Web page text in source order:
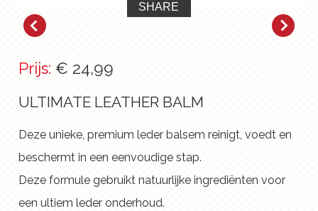
SHARE
Prijs: € 24,99
ULTIMATE LEATHER BALM
Deze unieke, premium leder balsem reinigt, voedt en
beschermt in een eenvoudige stap.
Deze formule gebruikt natuurlijke ingrediënten voor
een ultiem leder onderhoud.